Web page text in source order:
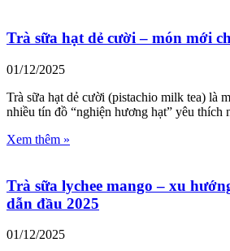
Trà sữa hạt dẻ cười – món mới
01/12/2025
Trà sữa hạt dẻ cười (pistachio milk tea) là
nhiều tín đồ “nghiện hương hạt” yêu thích
Xem thêm »
Trà sữa lychee mango – xu
dẫn đầu 2025
01/12/2025